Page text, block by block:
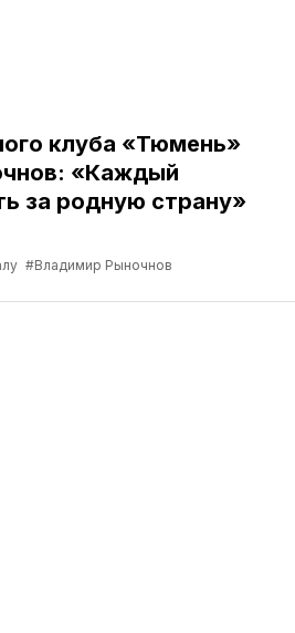
клуба «Тюмень»
«Каждый
за родную страну»
#Владимир Рыночнов